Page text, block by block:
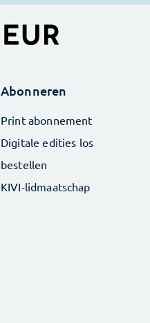
Abonneren
Print abonnement
Digitale edities los
bestellen
KIVI-lidmaatschap